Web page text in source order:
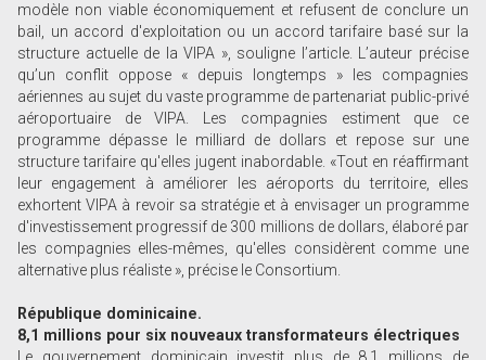
modèle non viable économiquement et refusent de conclure un
bail, un accord d'exploitation ou un accord tarifaire basé sur la
structure actuelle de la VIPA », souligne l’article. L’auteur précise
qu’un conflit oppose « depuis longtemps » les compagnies
aériennes au sujet du vaste programme de partenariat public-privé
aéroportuaire de VIPA. Les compagnies estiment que ce
programme dépasse le milliard de dollars et repose sur une
structure tarifaire qu'elles jugent inabordable. «Tout en réaffirmant
leur engagement à améliorer les aéroports du territoire, elles
exhortent VIPA à revoir sa stratégie et à envisager un programme
d'investissement progressif de 300 millions de dollars, élaboré par
les compagnies elles-mêmes, qu'elles considèrent comme une
alternative plus réaliste », précise le Consortium.
République dominicaine.
8,1 millions pour six nouveaux transformateurs électriques